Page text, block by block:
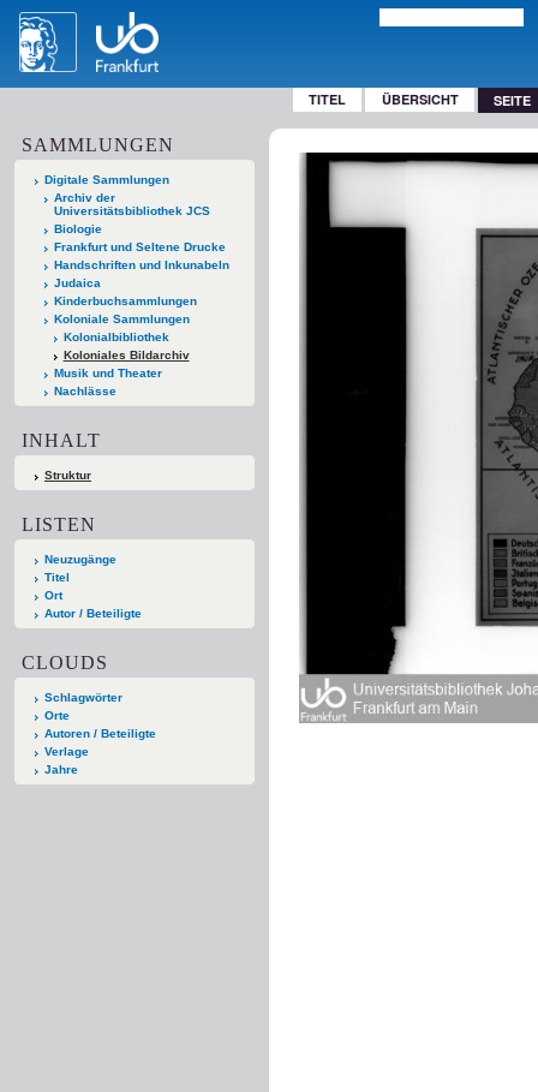
TITEL ÜBERSICHT SEITE
SAMMLUNGEN
Digitale Sammlungen
Archiv der
Universitätsbibliothek JCS
Biologie
Frankfurt und Seltene Drucke
Handschriften und Inkunabeln
Judaica
Kinderbuchsammlungen
Koloniale Sammlungen
Kolonialbibliothek
Koloniales Bildarchiv
Musik und Theater
Nachlässe
INHALT
Struktur
LISTEN
Neuzugänge
Titel
Ort
Autor / Beteiligte
CLOUDS
Schlagwörter
Orte
Autoren / Beteiligte
Verlage
Jahre